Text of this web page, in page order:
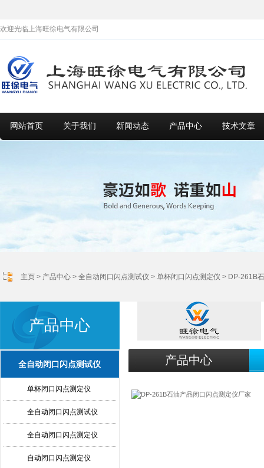
欢迎光临上海旺徐电气有限公司
网站首页 关于我们 新闻动态 产品中心 技术文章
主页 > 产品中心 > 全自动闭口闪点测试仪 > 单杯闭口闪点测定仪 > DP-261B
产品中心
全自动闭口闪点测试仪
单杯闭口闪点测定仪
全自动闭口闪点测试仪
全自动闭口闪点测定仪
自动闭口闪点测定仪
产品中心